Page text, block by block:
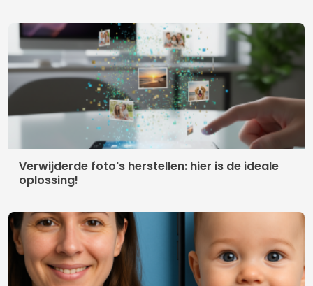
Verwijderde foto's herstellen: hier is de ideale
oplossing!